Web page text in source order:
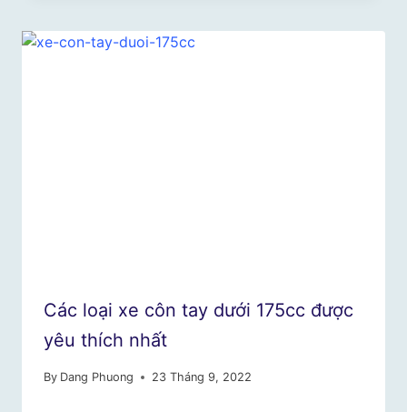
Các loại xe côn tay dưới 175cc được
yêu thích nhất
By Dang Phuong 23 Tháng 9, 2022